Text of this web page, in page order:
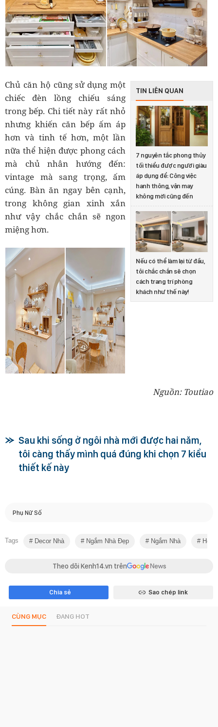
TIN LIÊN QUAN
7 nguyên tắc phong thủy
tối thiểu được người giàu
áp dụng để: Công việc
hanh thông, vận may
không mời cũng đến
Nếu có thể làm lại từ đầu,
tôi chắc chắn sẽ chọn
cách trang trí phòng
khách như thế này!
Chủ căn hộ cũng sử dụng một
chiếc đèn lồng chiếu sáng
trong bếp. Chi tiết này rất nhỏ
nhưng khiến căn bếp ấm áp
hơn và tinh tế hơn, một lần
nữa thể hiện được phong cách
mà chủ nhân hướng đến:
vintage mà sang trọng, ấm
cúng. Bàn ăn ngay bên cạnh,
trong không gian xinh xắn
như vậy chắc chắn sẽ ngon
miệng hơn.
Nguồn: Toutiao
Sau khi sống ở ngôi nhà mới được hai năm,
tôi càng thấy mình quá đúng khi chọn 7 kiểu
thiết kế này
Phụ Nữ Số
Tags Decor Nhà Ngắm Nhà Đẹp Ngắm Nhà
Theo dõi Kenh14.vn trên
Chia sẻ Sao chép link
CÙNG MỤC ĐANG HOT